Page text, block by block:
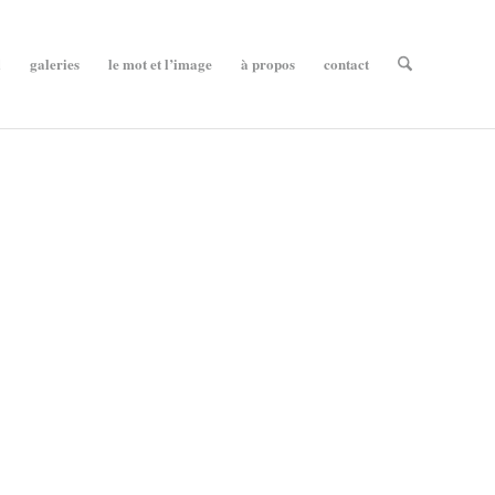
galeries le mot et l’image à propos contact